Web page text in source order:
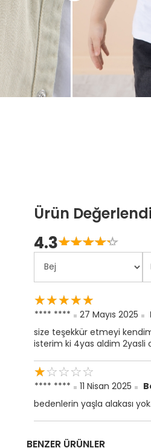
Ürün
4.3☆☆☆☆☆
★★★★★
☆☆☆☆☆
★★★★★
**** **** 27 Mayıs 2025
size teşekkür etmeyi
isterim ki 4yas aldim 2yasli
☆☆☆☆☆
★★★★★
**** **** 11 Nisan 2025
bedenlerin yaşla alakası
BENZER ÜRÜNLER